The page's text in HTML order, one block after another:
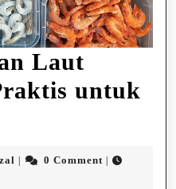
Laut
untuk
asfarizal0 Comment